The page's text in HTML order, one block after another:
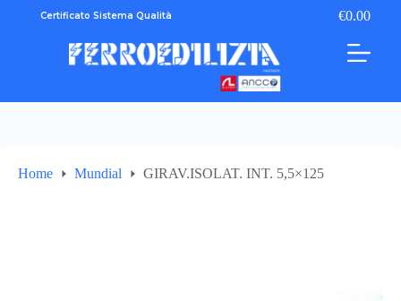
Certificato Sistema Qualità Carrello
€0.00
Home Mundial GIRAV.ISOLAT. INT. 5,5×125